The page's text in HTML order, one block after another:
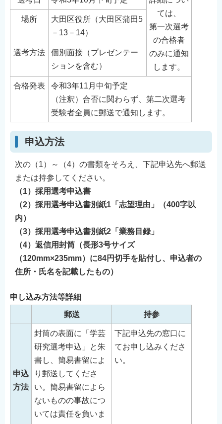
ては、
第一次選考
の合格者
のみに通知
します。
場所
大田区役所（大田区蒲田5
－13－14）
選考方法
個別面接（プレゼンテー
ションを含む）
合格発表
令和3年11月中旬予定
（注釈）合否に関わらず、第二次選考
受験者全員に郵送で通知します。
申込方法
次の（1）～（4）の書類をそろえ、下記申込先へ郵送
または持参してください。
（1）採用選考申込書
（2）採用選考申込書別紙1「志望理由」（400字以
内）
（3）採用選考申込書別紙2「業務目録」
（4）返信用封筒（長形3号サイズ
（120mm×235mm）に84円切手を貼付し、申込者の
住所・氏名を記載したもの）
申し込み方法等詳細
郵送 持参
申込
方法
封筒の表面に「学芸
研究選考申込」と朱
書し、簡易書留によ
り郵送してくださ
い。簡易書留によら
ないものの事故につ
いては責任を負いま
下記申込先の窓口に
てお申し込みくださ
い。